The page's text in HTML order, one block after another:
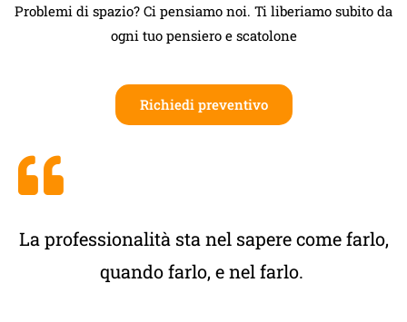
Problemi di spazio? Ci pensiamo noi. Ti liberiamo subito da
ogni tuo pensiero e scatolone
Richiedi preventivo
La professionalità sta nel sapere come farlo,
quando farlo, e nel farlo.